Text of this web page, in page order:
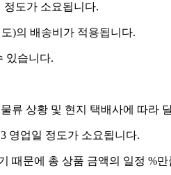
도가 소요됩니다.
)의 배송비가 적용됩니다.
있습니다.
류 상황 및 현지 택배사에 따라
영업일 정도가 소요됩니다.
때문에 총 상품 금액의 일정 %